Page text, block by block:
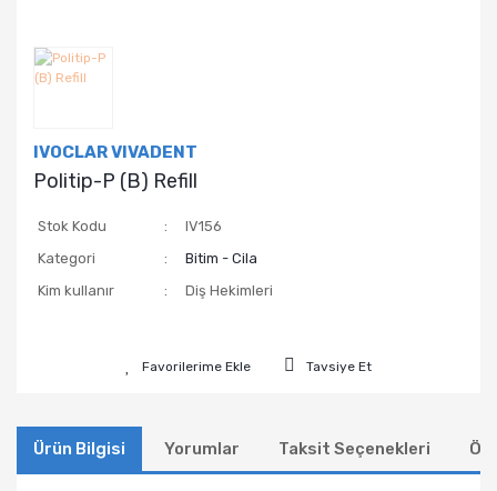
IVOCLAR VIVADENT
Politip-P (B) Refill
Stok Kodu
IV156
Kategori
Bitim - Cila
Kim kullanır
Diş Hekimleri
Tavsiye Et
Ürün Bilgisi Yorumlar Taksit Seçenekleri